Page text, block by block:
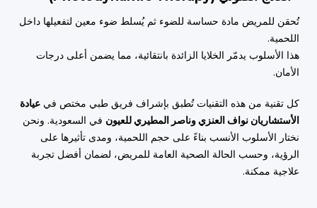
تُحقن للمريض مادة حساسة للضوء ثم يُسلط ضوء معين لتفعيلها داخل
اللحمية.
هذا الأسلوب يدمّر الخلايا الزائدة بانتقائية، مما يضمن أعلى درجات
الأمان.
كل تقنية من هذه التقنيات تُطبق بإشراف فريق طبي مختص في عيادة
الأستشاريان نواف العنزي وناصر المطيري للعيون في السعودية. ونحن
نختار الأسلوب الأنسب بناءً على حجم اللحمية، ومدى تأثيرها على
الرؤية، وحسب الحالة الصحية العامة للمريض، لضمان أفضل تجربة
علاجية ممكنة.